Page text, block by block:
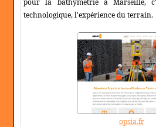
technologique, l'expérience du terrain.
opsia.fr